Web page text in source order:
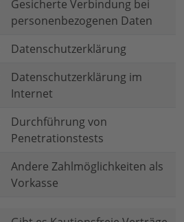
Gesicherte Verbindung bei
personenbezogenen Daten
Datenschutzerklärung
Datenschutzerklärung im
Internet
Durchführung von
Penetrationstests
Andere Zahlmöglichkeiten als
Vorkasse